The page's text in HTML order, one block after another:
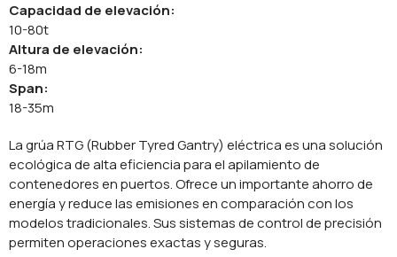
Capacidad de elevación:
10-80t
Altura de elevación:
6-18m
Span:
18-35m
La grúa RTG (Rubber Tyred Gantry) eléctrica es una solución
ecológica de alta eficiencia para el apilamiento de
contenedores en puertos. Ofrece un importante ahorro de
energía y reduce las emisiones en comparación con los
modelos tradicionales. Sus sistemas de control de precisión
permiten operaciones exactas y seguras.